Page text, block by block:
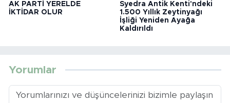
AK PARTİ YERELDE
İKTİDAR OLUR
Syedra Antik Kenti'ndeki
1.500 Yıllık Zeytinyağı
İşliği Yeniden Ayağa
Kaldırıldı
Yorumlar